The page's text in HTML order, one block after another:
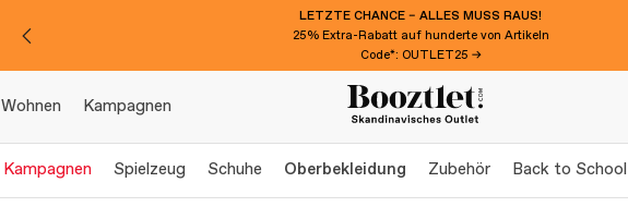
LETZTE CHANCE – ALLES MUSS RAUS!
25% Extra-Rabatt auf hunderte von Artikeln
Code*: OUTLET25 →
Wohnen Kampagnen
Kampagnen Spielzeug Schuhe Oberbekleidung Zubehör Back to School